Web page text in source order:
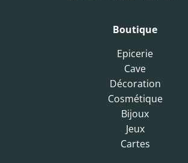
Boutique
Epicerie
Cave
Décoration
Cosmétique
Bijoux
Jeux
Cartes